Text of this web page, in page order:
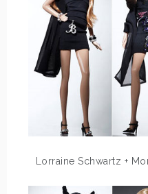
Lorraine Schwartz +